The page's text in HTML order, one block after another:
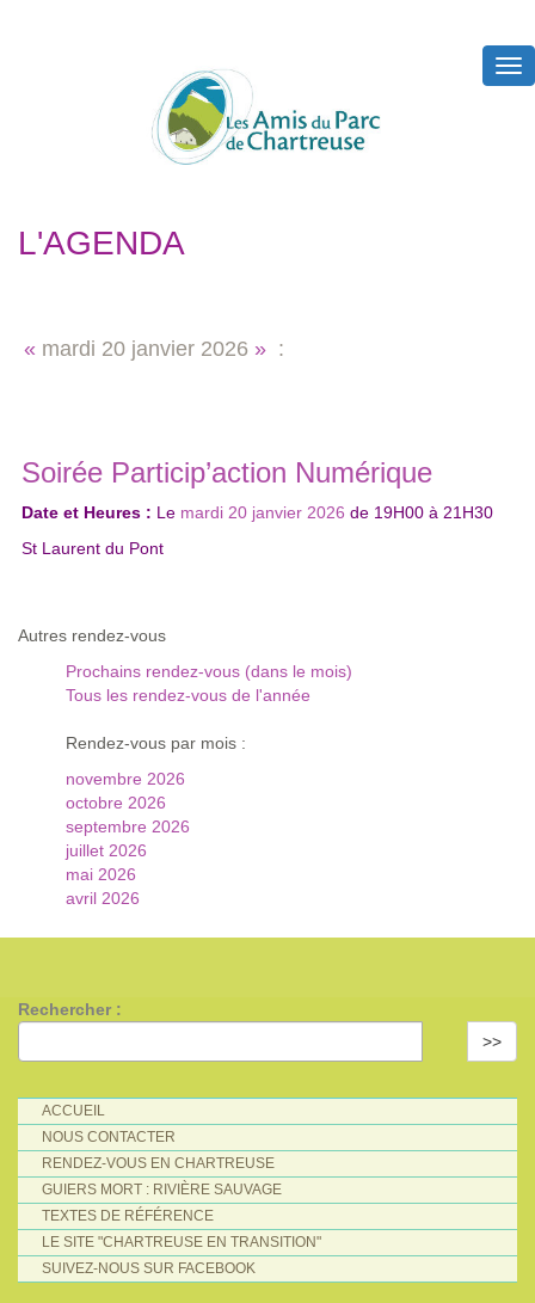
L'AGENDA
« mardi 20 janvier 2026 » :
Soirée Particip’action Numérique
Date et Heures : Le mardi 20 janvier 2026 de 19H00 à 21H30
St Laurent du Pont
Autres rendez-vous
Prochains rendez-vous (dans le mois)
Tous les rendez-vous de l'année
Rendez-vous par mois :
novembre 2026
octobre 2026
septembre 2026
juillet 2026
mai 2026
avril 2026
Rechercher :
>>
ACCUEIL
NOUS CONTACTER
RENDEZ-VOUS EN CHARTREUSE
GUIERS MORT : RIVIÈRE SAUVAGE
TEXTES DE RÉFÉRENCE
LE SITE "CHARTREUSE EN TRANSITION"
SUIVEZ-NOUS SUR FACEBOOK